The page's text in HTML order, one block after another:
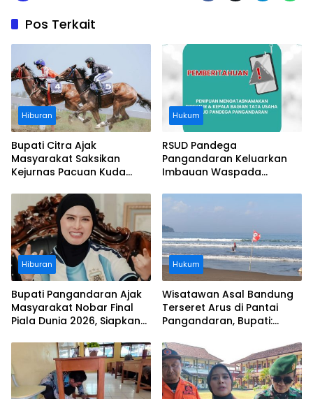
Pos Terkait
Hiburan
Bupati Citra Ajak
Masyarakat Saksikan
Kejurnas Pacuan Kuda
Legokjawa
Hukum
RSUD Pandega
Pangandaran Keluarkan
Imbauan Waspada
Hiburan
Bupati Pangandaran Ajak
Masyarakat Nobar Final
Piala Dunia 2026, Siapkan
Hukum
Wisatawan Asal Bandung
Terseret Arus di Pantai
Pangandaran, Bupati:
Aturan